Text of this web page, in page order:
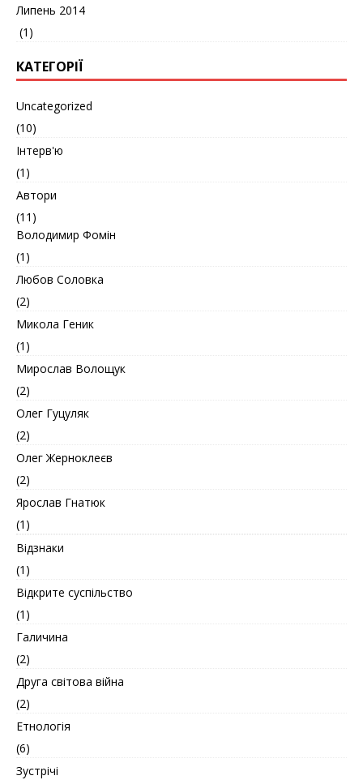
Липень 2014
(1)
КАТЕГОРІЇ
Uncategorized
(10)
Інтерв'ю
(1)
Автори
(11)
Володимир Фомін
(1)
Любов Соловка
(2)
Микола Геник
(1)
Мирослав Волощук
(2)
Олег Гуцуляк
(2)
Олег Жерноклеєв
(2)
Ярослав Гнатюк
(1)
Відзнаки
(1)
Відкрите суспільство
(1)
Галичина
(2)
Друга світова війна
(2)
Етнологія
(6)
Зустрічі